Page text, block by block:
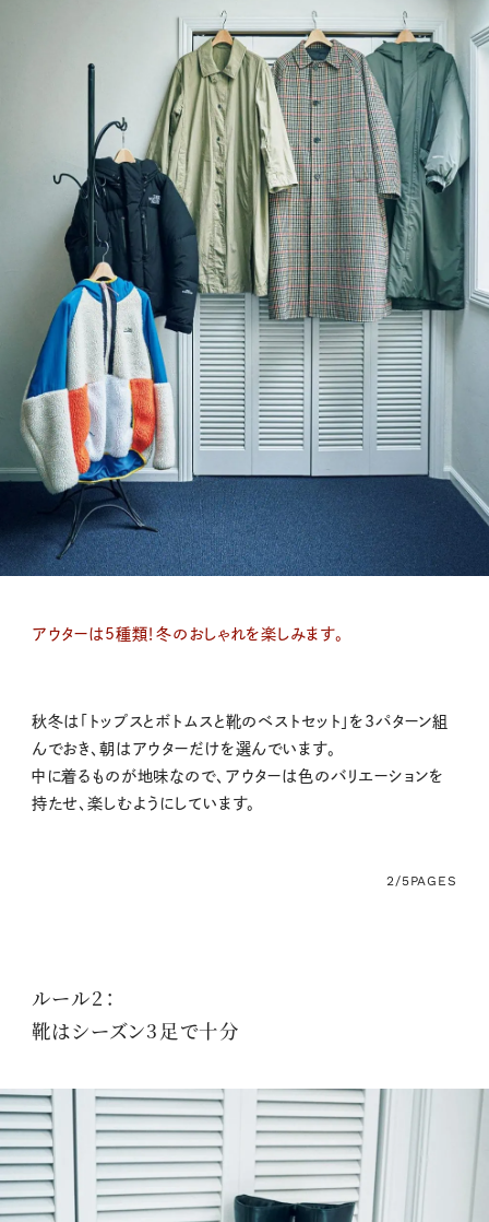
アウターは5種類！冬のおしゃれを楽しみます。
秋冬は「トップスとボトムスと靴のベストセット」を3パターン組
んでおき、朝はアウターだけを選んでいます。
中に着るものが地味なので、アウターは色のバリエーションを
持たせ、楽しむようにしています。
2/5PAGES
ルール2：
靴はシーズン3足で十分